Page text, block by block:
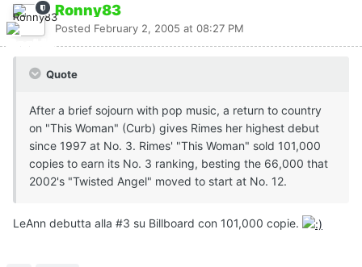
Ronny83
Posted February 2, 2005 at 08:27 PM
Quote
After a brief sojourn with pop music, a return to country
on "This Woman" (Curb) gives Rimes her highest debut
since 1997 at No. 3. Rimes' "This Woman" sold 101,000
copies to earn its No. 3 ranking, besting the 66,000 that
2002's "Twisted Angel" moved to start at No. 12.
LeAnn debutta alla #3 su Billboard con 101,000 copie.